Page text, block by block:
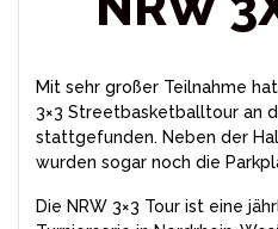
Mit sehr großer Teilnahme
3×3 Streetbasketballtour an
stattgefunden. Neben der
wurden sogar noch die
Die NRW 3×3 Tour ist eine